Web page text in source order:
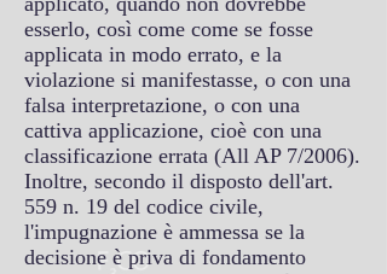
esserlo, così come come se fosse
applicata in modo errato, e la
violazione si manifestasse, o con una
falsa interpretazione, o con una
cattiva applicazione, cioè con una
classificazione errata (All AP 7/2006).
Inoltre, secondo il disposto dell'art.
559 n. 19 del codice civile,
l'impugnazione è ammessa se la
decisione è priva di fondamento